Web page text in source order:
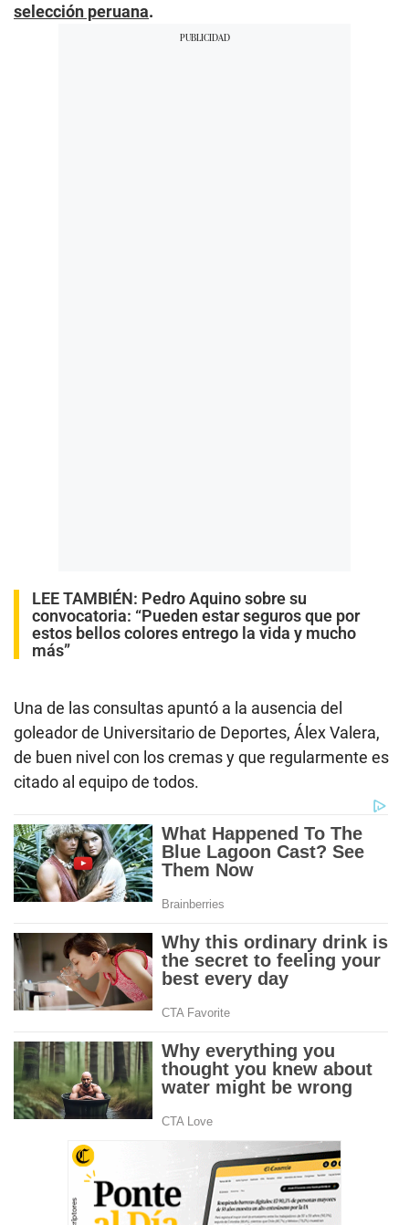
selección peruana.
LEE TAMBIÉN: Pedro Aquino sobre su
convocatoria: “Pueden estar seguros que por
estos bellos colores entrego la vida y mucho
más”
Una de las consultas apuntó a la ausencia del
goleador de Universitario de Deportes, Álex Valera,
de buen nivel con los cremas y que regularmente es
citado al equipo de todos.